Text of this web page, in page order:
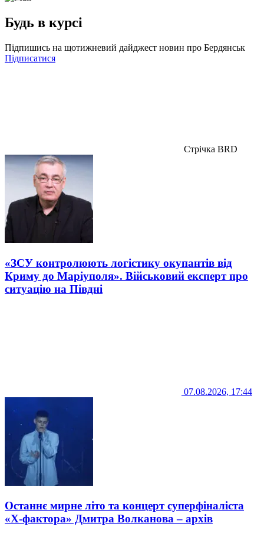
Будь в курсі
Підпишись на щотижневий дайджест новин про Бердянськ
Підписатися
Стрічка BRD
«ЗСУ контролюють логістику окупантів від
Криму до Маріуполя». Військовий експерт про
ситуацію на Півдні
07.08.2026, 17:44
Останнє мирне літо та концерт суперфіналіста
«Х-фактора» Дмитра Волканова – архів